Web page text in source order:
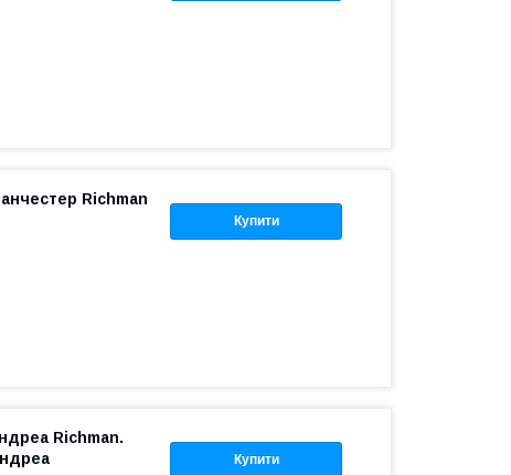
Купити
Richman
Купити
Richman.